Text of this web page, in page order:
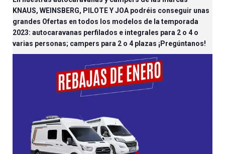
KNAUS, WEINSBERG, PILOTE Y JOA podréis conseguir unas
grandes Ofertas en todos los modelos de la temporada
2023: autocaravanas perfilados e integrales para 2 o 4 o
varias personas; campers para 2 o 4 plazas ¡Pregúntanos!